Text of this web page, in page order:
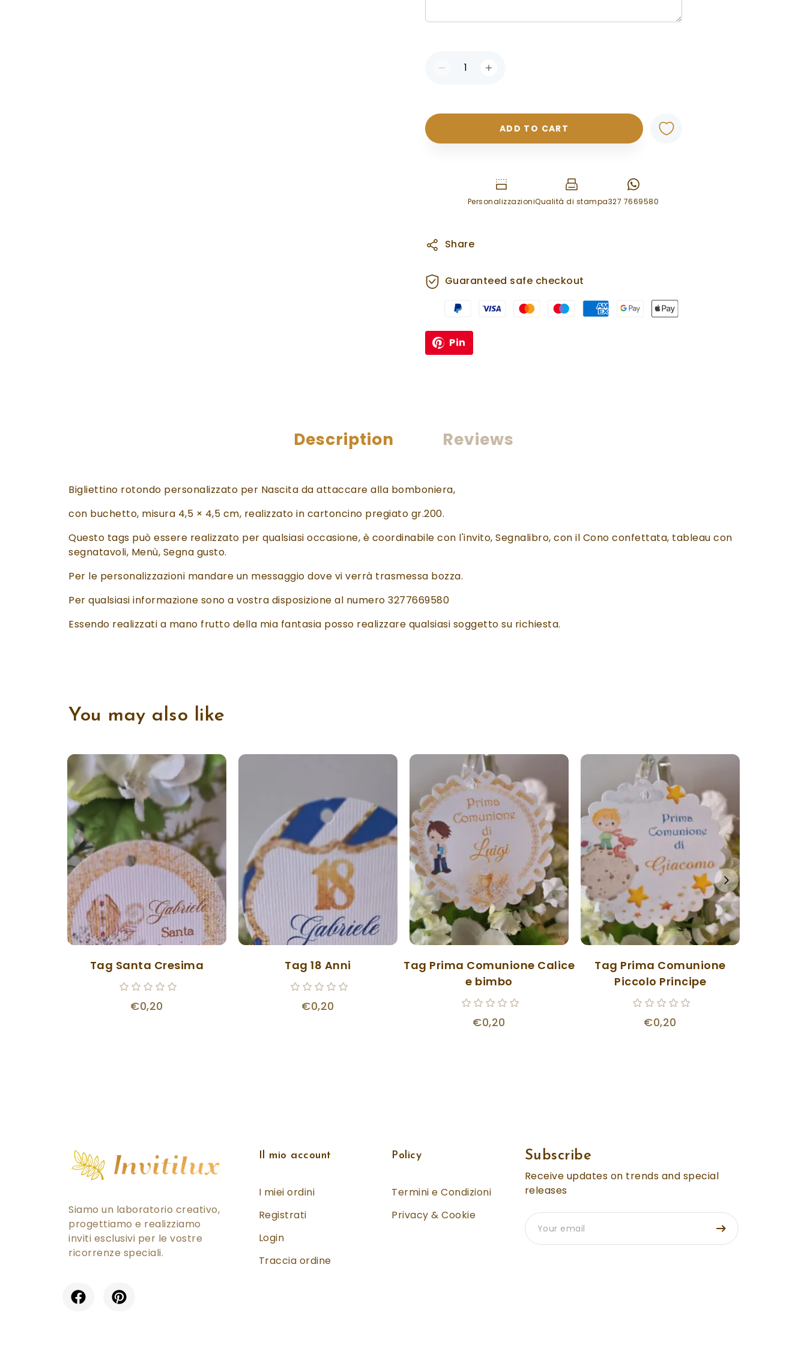
ADD TO CART
PersonalizzazioniQualità di stampa327 7669580
Share
Guaranteed safe checkout
Pin
Description Reviews
Bigliettino rotondo personalizzato per Nascita da attaccare alla bomboniera,
con buchetto, misura 4,5 × 4,5 cm, realizzato in cartoncino pregiato gr.200.
Questo tags può essere realizzato per qualsiasi occasione, è coordinabile con l'invito, Segnalibro, con il Cono confettata, tableau con
segnatavoli, Menù, Segna gusto.
Per le personalizzazioni mandare un messaggio dove vi verrà trasmessa bozza.
Per qualsiasi informazione sono a vostra disposizione al numero 3277669580
Essendo realizzati a mano frutto della mia fantasia posso realizzare qualsiasi soggetto su richiesta.
You may also like
Tag Santa Cresima
€0,20
Tag 18 Anni
€0,20
Tag Prima Comunione Calice
e bimbo
€0,20
Tag Prima Comunione
Piccolo Principe
€0,20
Siamo un laboratorio creativo,
progettiamo e realizziamo
inviti esclusivi per le vostre
ricorrenze speciali.
Il mio account
I miei ordini
Registrati
Login
Traccia ordine
Policy
Termini e Condizioni
Privacy & Cookie
Subscribe
Receive updates on trends and special
releases